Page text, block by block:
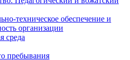
техническое обеспечение и
организации
среда
пребывания